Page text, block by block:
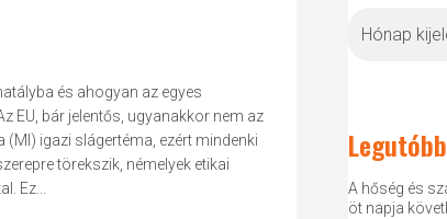
és ahogyan az egyes
EU, bár jelentős, ugyanakkor nem az
igazi slágertéma, ezért mindenki
törekszik, némelyek etikai
Ez...
A hőség és
öt napja